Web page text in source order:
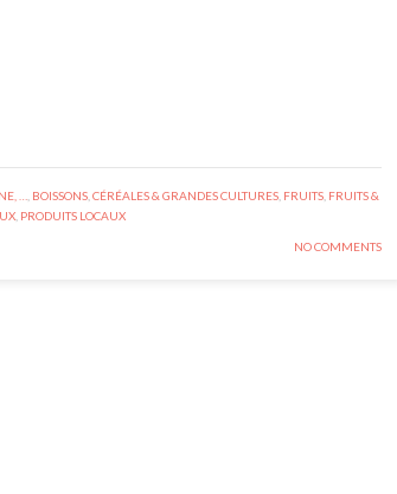
… BOISSONS CÉRÉALES & GRANDES CULTURES FRUITS FRUITS &
PRODUITS LOCAUX
NO COMMENTS